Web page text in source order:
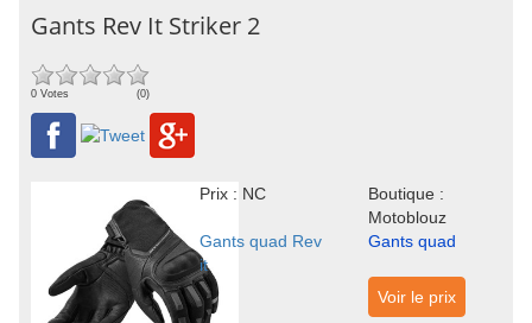
Gants Rev It Striker 2
0 Votes (0)
Prix : NC
Boutique :
Motoblouz
Gants quad Rev
it
Gants quad
Voir le prix